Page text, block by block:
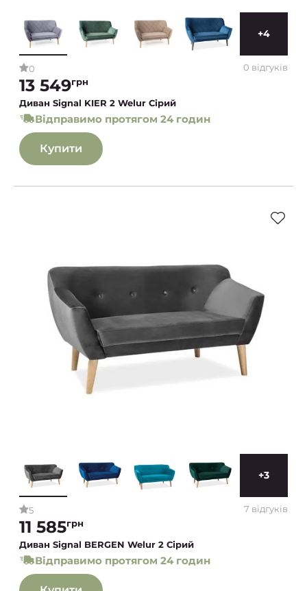
+4
0 0 відгуків
13 549грн
Диван Signal KIER 2 Welur Сірий
Відправимо протягом 24 годин
Купити
+3
5 7 відгуків
11 585грн
Диван Signal BERGEN Welur 2 Сірий
Відправимо протягом 24 годин